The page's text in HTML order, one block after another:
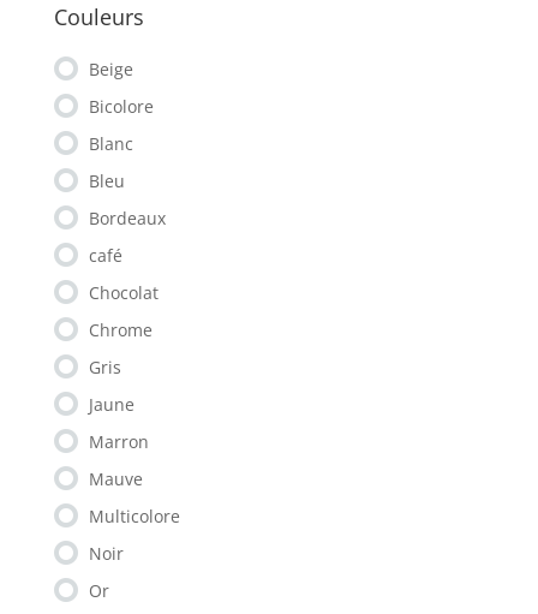
Couleurs
Beige
Bicolore
Blanc
Bleu
Bordeaux
café
Chocolat
Chrome
Gris
Jaune
Marron
Mauve
Multicolore
Noir
Or